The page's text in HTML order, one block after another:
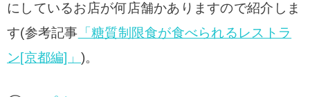
にしているお店が何店舗かありますので紹介しま
す(参考記事 「糖質制限食が食べられるレストラ
ン[京都編]」 )。